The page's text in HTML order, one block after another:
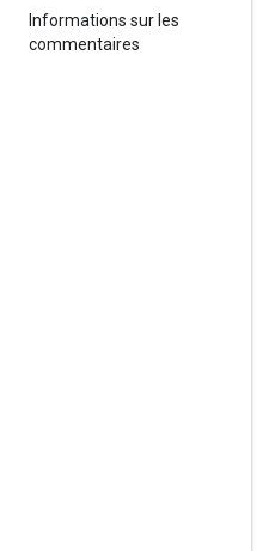
Informations sur les
commentaires